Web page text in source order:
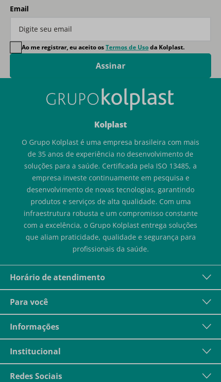
Email
Assinar
Ao me registrar, eu aceito osTermos de Usoda Kolplast.
Kolplast
O Grupo Kolplast é uma empresa brasileira com mais
de 35 anos de experiência no desenvolvimento de
soluções para a saúde. Certificada pela ISO 13485, a
empresa investe continuamente em pesquisa e
desenvolvimento de novas tecnologias, garantindo
produtos e serviços de alta qualidade. Com uma
infraestrutura robusta e um compromisso constante
com a excelência, o Grupo Kolplast entrega soluções
que aliam praticidade, qualidade e segurança para
profissionais da saúde.
Horário de atendimento
Para você
Informações
Institucional
Redes Sociais